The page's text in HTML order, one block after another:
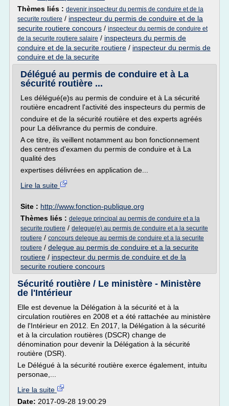
Thèmes liés : devenir inspecteur du permis de conduire et de la
securite routiere / inspecteur du permis de conduire et de la
securite routiere concours / inspecteur du permis de conduire et
de la securite routiere salaire / inspecteurs du permis de
conduire et de la securite routiere / inspecteur du permis de
conduire et de la securite
Délégué au permis de conduire et à La
sécurité routière ...
Les délégué(e)s au permis de conduire et à La sécurité
routière encadrent l'activité des inspecteurs du permis de
conduire et de la sécurité routière et des experts agréés
pour La délivrance du permis de conduire.
A ce titre, ils veillent notamment au bon fonctionnement
des centres d'examen du permis de conduire et à La
qualité des
expertises délivrées en application de...
Lire la suite
Site : http://www.fonction-publique.org
Thèmes liés : delegue principal au permis de conduire et a la
securite routiere / delegue(e) au permis de conduire et a la securite
routiere / concours delegue au permis de conduire et a la securite
routiere / delegue au permis de conduire et a la securite
routiere / inspecteur du permis de conduire et de la
securite routiere concours
Sécurité routière / Le ministère - Ministère
de l'Intérieur
Elle est devenue la Délégation à la sécurité et à la
circulation routières en 2008 et a été rattachée au ministère
de l'Intérieur en 2012. En 2017, la Délégation à la sécurité
et à la circulation routières (DSCR) change de
dénomination pour devenir la Délégation à la sécurité
routière (DSR).
Le Délégué à la sécurité routière exerce également, intuitu
personae,...
Lire la suite
Date: 2017-09-28 19:00:29